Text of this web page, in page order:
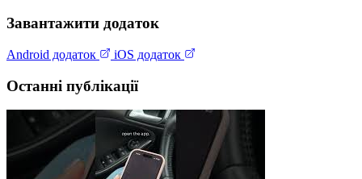
Завантажити додаток
Android додаток iOS додаток
Останні публікації